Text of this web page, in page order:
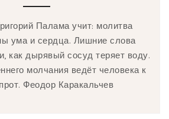
Палама учит: молитва
ума и сердца. Лишние слова
как дырявый сосуд теряет воду.
молчания ведёт человека к
Феодор Каракальчев